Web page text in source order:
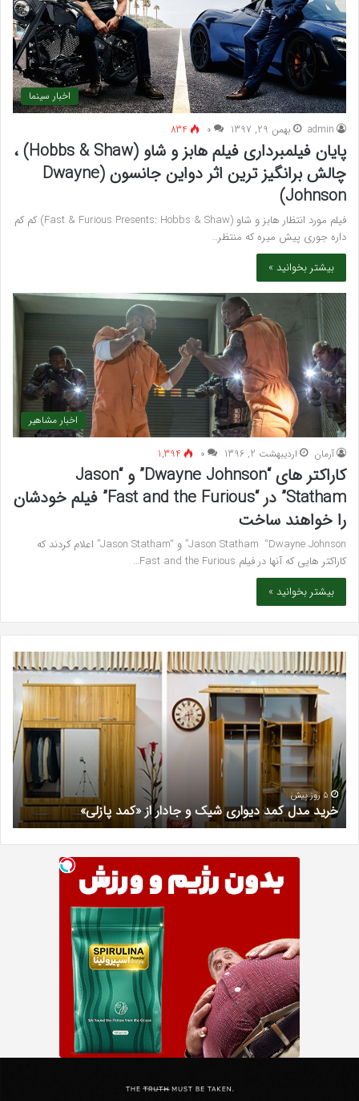
اخبار سینما
admin بهمن 29, 1397 ۰ 834
پایان فیلمبرداری فیلم هابز و شاو (Hobbs & Shaw) ،
چالش برانگیز ترین اثر دواین جانسون (Dwayne
Johnson)
فیلم مورد انتظار هابز و شاو (Fast & Furious Presents: Hobbs & Shaw) کم کم
داره جوری پیش میره که منتظر…
بیشتر بخوانید »
اخبار مشاهیر
آرمان اردیبهشت 2, 1396 ۰ 1,394
کاراکتر های “Dwayne Johnson” و “Jason
Statham” در “Fast and the Furious” فیلم خودشان
را خواهند ساخت
Jason Statham “Dwayne Johnson” و “Jason Statham” اعلام کردند که
کاراکتر هایی که آنها در فیلم Fast and the Furious…
بیشتر بخوانید »
خرید
مدل
دیواری
شیک
جادار
از
«کمد
پازلی»
5 روز پیش
خرید مدل کمد دیواری شیک و جادار از «کمد پازلی»
در